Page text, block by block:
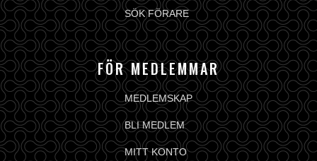
SÖK FÖRARE
FÖR MEDLEMMAR
MEDLEMSKAP
BLI MEDLEM
MITT KONTO